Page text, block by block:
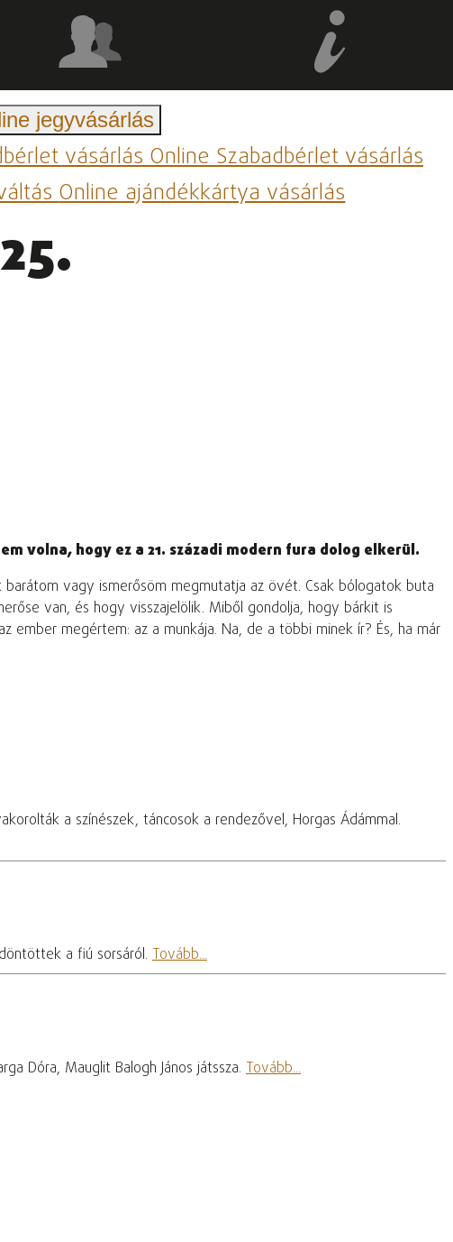
jegyvásárlás
vásárlásOnline Szabadbérlet vásárlás
Online ajándékkártya vásárlás
volna, hogy ez a 21. századi modern fura dolog elkerül.
vagy ismerősöm megmutatja az övét. Csak bólogatok buta
van, és hogy visszajelölik. Miből gondolja, hogy bárkit is
ember megértem: az a munkája. Na, de a többi minek ír? És, ha már
a színészek, táncosok a rendezővel, Horgas Ádámmal.
a fiú sorsáról. Tovább...
Dóra, Mauglit Balogh János játssza. Tovább...